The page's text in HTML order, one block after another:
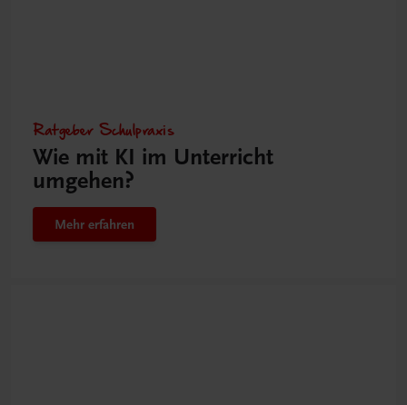
Ratgeber Schulpraxis
Wie mit KI im Unterricht
umgehen?
Mehr erfahren